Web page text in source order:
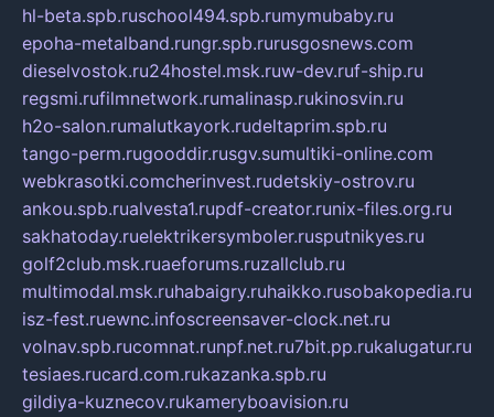
hl-beta.spb.ruschool494.spb.rumymubaby.ru
epoha-metalband.rungr.spb.rurusgosnews.com
dieselvostok.ru24hostel.msk.ruw-dev.ruf-ship.ru
regsmi.rufilmnetwork.rumalinasp.rukinosvin.ru
h2o-salon.rumalutkayork.rudeltaprim.spb.ru
tango-perm.rugooddir.rusgv.sumultiki-online.com
webkrasotki.comcherinvest.rudetskiy-ostrov.ru
ankou.spb.rualvesta1.rupdf-creator.runix-files.org.ru
sakhatoday.ruelektrikersymboler.rusputnikyes.ru
golf2club.msk.ruaeforums.ruzallclub.ru
multimodal.msk.ruhabaigry.ruhaikko.rusobakopedia.ru
isz-fest.ruewnc.infoscreensaver-clock.net.ru
volnav.spb.rucomnat.runpf.net.ru7bit.pp.rukalugatur.ru
tesiaes.rucard.com.rukazanka.spb.ru
gildiya-kuznecov.rukameryboavision.ru